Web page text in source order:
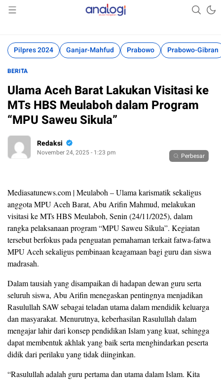
Analogi
Akurat Mengabari
Pilpres 2024 Ganjar-Mahfud Prabowo Prabowo-Gibran
BERITA
Ulama Aceh Barat Lakukan Visitasi ke
MTs HBS Meulaboh dalam Program
“MPU Saweu Sikula”
Redaksi
November 24, 2025 - 1:23 pm Perbesar
Mediasatunews.com | Meulaboh – Ulama karismatik sekaligus
anggota MPU Aceh Barat, Abu Arifin Mahmud, melakukan
visitasi ke MTs HBS Meulaboh, Senin (24/11/2025), dalam
rangka pelaksanaan program “MPU Saweu Sikula”. Kegiatan
tersebut berfokus pada penguatan pemahaman terkait fatwa-fatwa
MPU Aceh sekaligus pembinaan keagamaan bagi guru dan siswa
madrasah.
Dalam tausiah yang disampaikan di hadapan dewan guru serta
seluruh siswa, Abu Arifin menegaskan pentingnya menjadikan
Rasulullah SAW sebagai teladan utama dalam mendidik keluarga
dan masyarakat. Menurutnya, keberhasilan Rasulullah dalam
mengajar lahir dari konsep pendidikan Islam yang kuat, sehingga
dapat membentuk akhlak yang baik serta menghindarkan peserta
didik dari perilaku yang tidak diinginkan.
“Rasulullah adalah guru pertama dan utama dalam Islam. Kita